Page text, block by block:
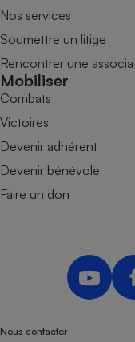
Nos services
Soumettre un litige
Rencontrer une
Mobiliser
Combats
Victoires
Devenir adhérent
Devenir bénévole
Faire un don
Nous contacter